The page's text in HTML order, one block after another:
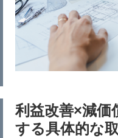
利益改善×減価
する具体的な